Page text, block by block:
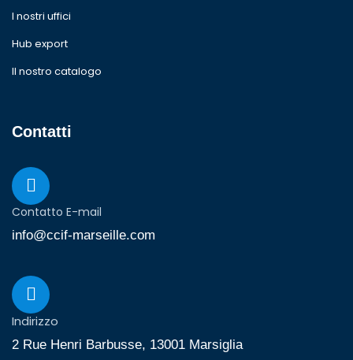
I nostri uffici
Hub export
Il nostro catalogo
Contatti
Contatto E-mail
info@ccif-marseille.com
Indirizzo
2 Rue Henri Barbusse, 13001 Marsiglia